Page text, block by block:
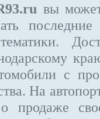
вы
с
На
о продаже